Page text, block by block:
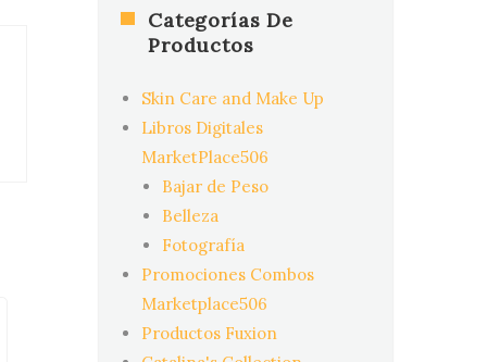
Categorías De
Productos
Skin Care and Make Up
Libros Digitales
MarketPlace506
Bajar de Peso
Belleza
Fotografía
Promociones Combos
Marketplace506
Productos Fuxion